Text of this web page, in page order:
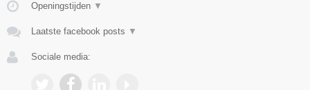
Openingstijden ▼
Laatste facebook posts ▼
Sociale media: